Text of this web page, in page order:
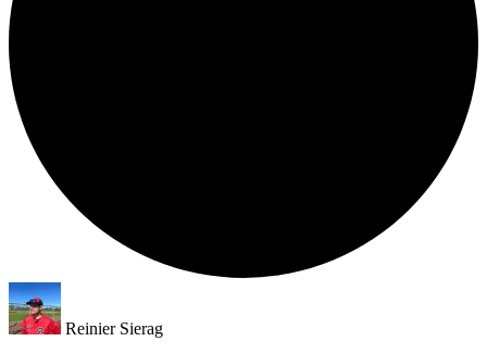
Reinier Sierag